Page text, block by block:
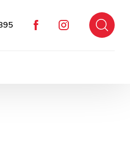
Instagram
Facebook